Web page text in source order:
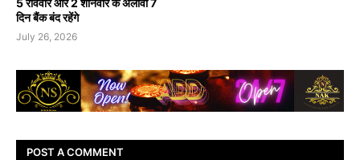
5 रविवार और 2 शनिवार के अलावा 7
दिन बैंक बंद रहेंगे
July 26, 2026
POST A COMMENT